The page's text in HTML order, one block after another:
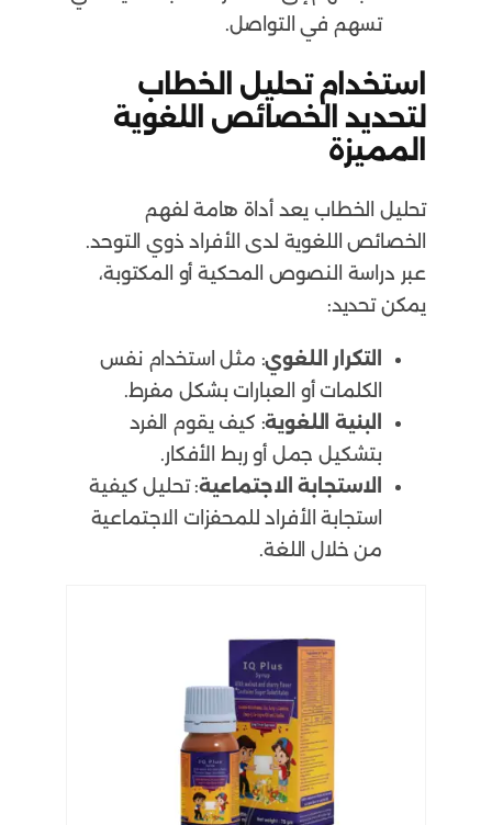
تسهم في التواصل.
استخدام تحليل الخطاب
لتحديد الخصائص اللغوية
المميزة
تحليل الخطاب يعد أداة هامة لفهم
الخصائص اللغوية لدى الأفراد ذوي التوحد.
عبر دراسة النصوص المحكية أو المكتوبة،
يمكن تحديد:
التكرار اللغوي: مثل استخدام نفس
الكلمات أو العبارات بشكل مفرط.
البنية اللغوية: كيف يقوم الفرد
بتشكيل جمل أو ربط الأفكار.
الاستجابة الاجتماعية: تحليل كيفية
استجابة الأفراد للمحفزات الاجتماعية
من خلال اللغة.